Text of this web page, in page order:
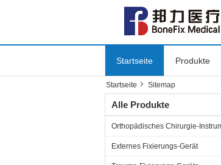
Startseite Produkte
Startseite Sitemap
Alle Produkte
Orthopädisches Chirurgie-
Externes Fixierungs-Gerät